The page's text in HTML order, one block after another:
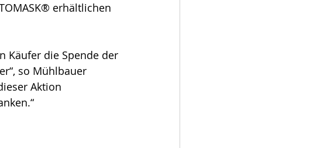
erhältlichen
Käufer die Spende der
so Mühlbauer
Aktion